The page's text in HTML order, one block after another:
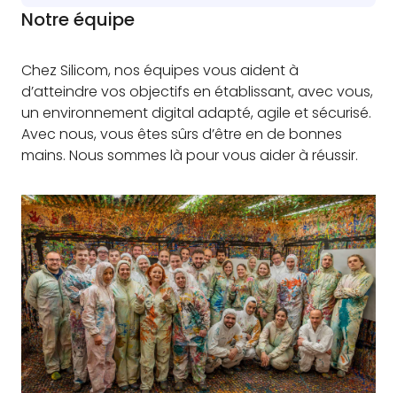
Notre équipe
Chez Silicom, nos équipes vous aident à
d’atteindre vos objectifs en établissant, avec vous,
un environnement digital adapté, agile et sécurisé.
Avec nous, vous êtes sûrs d’être en de bonnes
mains. Nous sommes là pour vous aider à réussir.